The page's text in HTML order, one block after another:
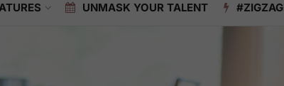
UNMASK YOUR TALENT